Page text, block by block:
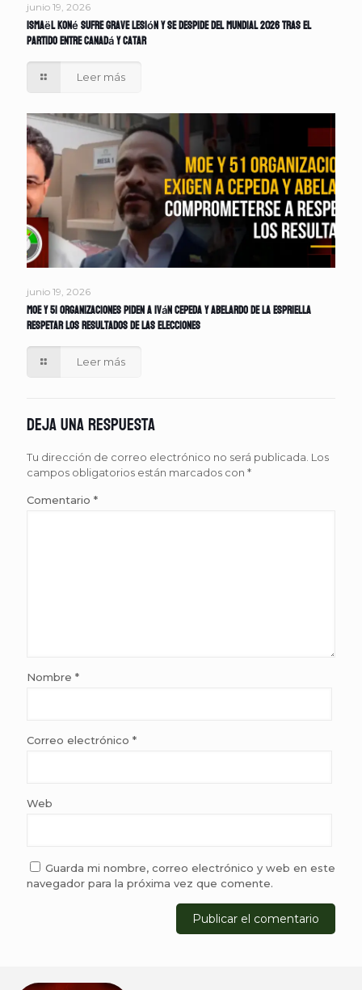
junio 19, 2026
Ismaël Koné sufre grave lesión y se despide del Mundial 2026 tras el
partido entre Canadá y Catar
Leer más
junio 19, 2026
MOE y 51 organizaciones piden a Iván Cepeda y Abelardo de la Espriella
respetar los resultados de las elecciones
Leer más
Deja una respuesta
Tu dirección de correo electrónico no será publicada. Los
campos obligatorios están marcados con *
Comentario *
Nombre *
Correo electrónico *
Web
Guarda mi nombre, correo electrónico y web en este
navegador para la próxima vez que comente.